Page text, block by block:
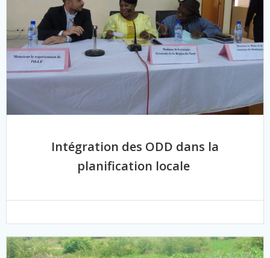
Intégration des ODD dans la
planification locale